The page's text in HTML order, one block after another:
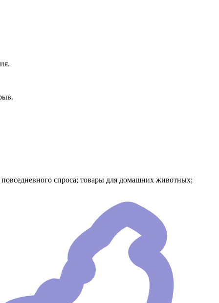
спроса; товары для домашних животных;